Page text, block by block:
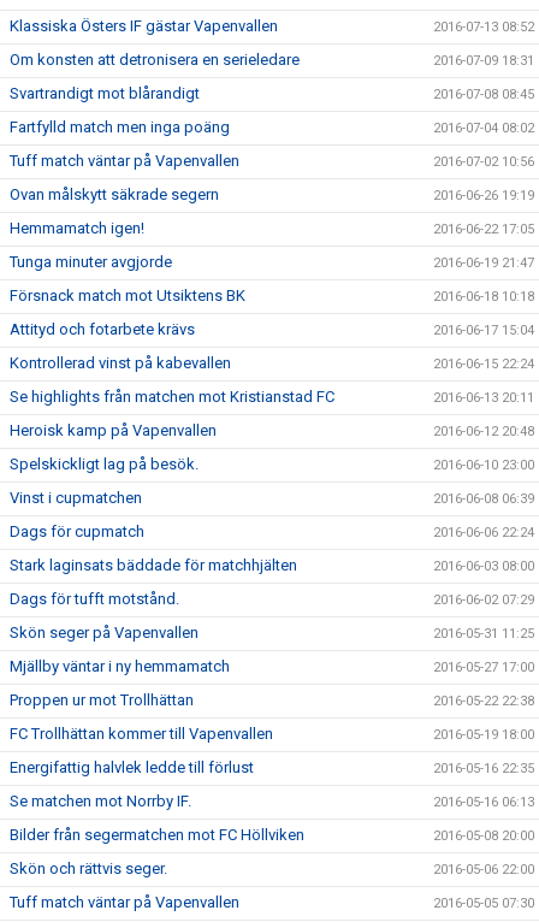
Klassiska Östers IF gästar Vapenvallen 2016-07-13 08:52
Om konsten att detronisera en serieledare 2016-07-09 18:31
Svartrandigt mot blårandigt 2016-07-08 08:45
Fartfylld match men inga poäng 2016-07-04 08:02
Tuff match väntar på Vapenvallen 2016-07-02 10:56
Ovan målskytt säkrade segern 2016-06-26 19:19
Hemmamatch igen! 2016-06-22 17:05
Tunga minuter avgjorde 2016-06-19 21:47
Försnack match mot Utsiktens BK 2016-06-18 10:18
Attityd och fotarbete krävs 2016-06-17 15:04
Kontrollerad vinst på kabevallen 2016-06-15 22:24
Se highlights från matchen mot Kristianstad FC 2016-06-13 20:11
Heroisk kamp på Vapenvallen 2016-06-12 20:48
Spelskickligt lag på besök. 2016-06-10 23:00
Vinst i cupmatchen 2016-06-08 06:39
Dags för cupmatch 2016-06-06 22:24
Stark laginsats bäddade för matchhjälten 2016-06-03 08:00
Dags för tufft motstånd. 2016-06-02 07:29
Skön seger på Vapenvallen 2016-05-31 11:25
Mjällby väntar i ny hemmamatch 2016-05-27 17:00
Proppen ur mot Trollhättan 2016-05-22 22:38
FC Trollhättan kommer till Vapenvallen 2016-05-19 18:00
Energifattig halvlek ledde till förlust 2016-05-16 22:35
Se matchen mot Norrby IF. 2016-05-16 06:13
Bilder från segermatchen mot FC Höllviken 2016-05-08 20:00
Skön och rättvis seger. 2016-05-06 22:00
Tuff match väntar på Vapenvallen 2016-05-05 07:30